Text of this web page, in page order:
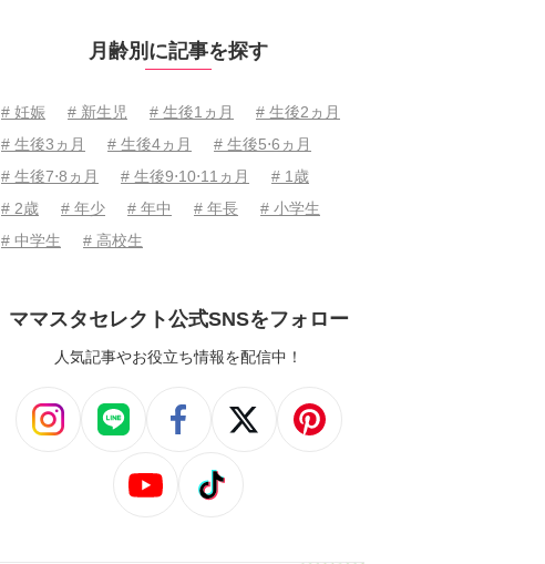
月齢別に記事を探す
# 妊娠 # 新生児 # 生後1ヵ月
# 生後2ヵ月
# 生後3ヵ月
# 生後4ヵ月
# 生後5⋅6ヵ月
# 生後7⋅8ヵ月
# 生後9⋅10⋅11ヵ月
# 1歳
# 2歳
# 年少 # 年中 # 年長
# 小学生
# 中学生
# 高校生
ママスタセレクト公式SNSをフォロー
人気記事やお役立ち情報を配信中！